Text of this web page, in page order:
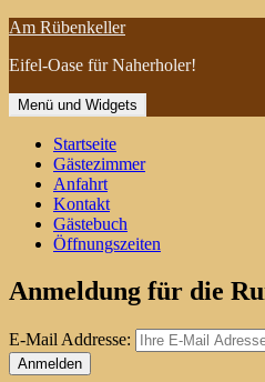
Zum
springen
Am Rübenkeller
Eifel-Oase für Naherholer!
Menü und Widgets
Startseite
Gästezimmer
Anfahrt
Kontakt
Gästebuch
Öffnungszeiten
Anmeldung für die
E-Mail Addresse: